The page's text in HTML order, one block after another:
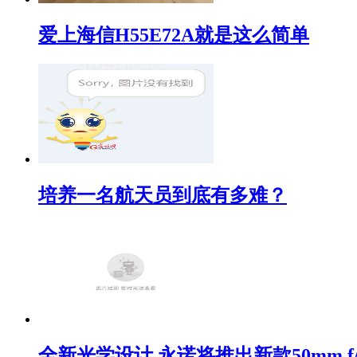
爱上海信H55E72A就是这么简单
培养一名航天员到底有多难？